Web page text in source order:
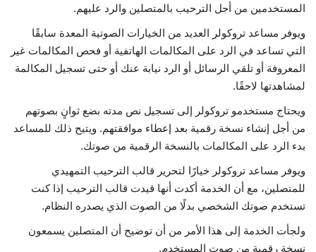
المستخدمين من أجل الترحيب بالمتصلين والرد عليهم.
ويوفر مساعد تروكولر العديد من الخيارات الصوتية المعدة سابقًا
التي تساعد في الرد على المكالمات الهاتفية أو فحص المكالمات غير
المعروفة أو تلقي الرسائل أو الرد نيابة عنك أو حتى تسجيل المكالمة
لمشاهدتها لاحقًا.
ويحتاج مستخدمو تروكولر إلى تسجيل نص مدته بضع ثوانٍ بصوتهم
من أجل إنشاء نسخة رقمية بعد إعطاء موافقتهم. ويتيح ذلك للمساعد
بدء الرد على المكالمات بالنسخة الرقمية من صوتك.
ويوفر مساعد تروكولر خيارًا لتحرير قالب الترحيب التمهيدي
للمتصلين، مع أن الخدمة أكدت أنها قيدت قالب الترحيب إذا كنت
تستخدم صوتك الشخصي بدلًا من الصوت الذي يصدره النظام.
ولجأت الخدمة إلى هذا الأمر من أن توضيح أن المتصلين يسمعون
نسخة رقمية من صوت المستخدم.